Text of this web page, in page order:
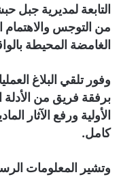
التابعة لمديرية
من التوجس
الغامضة المحيطة
وفور تلقي البلاغ
برفقة فريق من الأدلة
الأولية ورفع الآثار
كامل.
وتشير المعلومات